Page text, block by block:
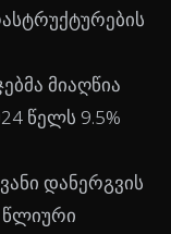
მიაღწია
წელს 9.5%
დანერგვის
წლიური